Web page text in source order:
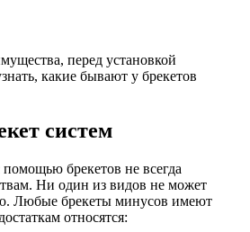
перед установкой
какие бывают у брекетов
систем
брекетов не всегда
Ни один из видов не может
Любые брекеты минусов имеют
относятся: